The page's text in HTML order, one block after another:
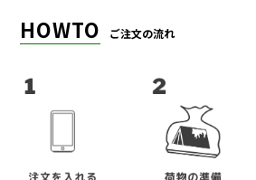
HOWTO ご注文の流れ